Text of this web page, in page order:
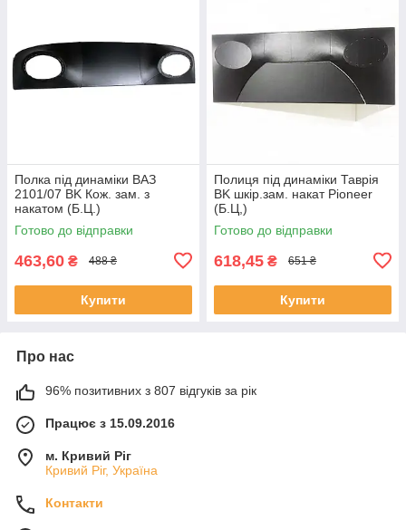
Полка під динаміки ВАЗ
2101/07 BK Кож. зам. з
накатом (Б.Ц.)
Готово до відправки
463,60 ₴ 488 ₴
Купити
Полиця під динаміки Таврія
BK шкір.зам. накат Pioneer
(Б.Ц,)
Готово до відправки
618,45 ₴ 651 ₴
Купити
Про нас
96% позитивних з 807 відгуків за рік
Працює з 15.09.2016
м. Кривий Ріг
Кривий Ріг, Україна
Контакти